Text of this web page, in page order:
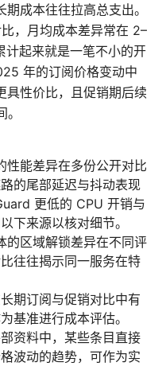
成本往往拉高总支出。
，月均成本差异常在 2–
计起来就是一笔不小的开
年的订阅价格变动中
具性价比，且促销期后续
能差异在多份公开对比
的尾部延迟与抖动表现
更低的 CPU 开销与
下来源以核对细节。
区域解锁差异在不同评
往往揭示同一服务在特
期订阅与促销对比中有
基准进行成本评估。
资料中，某些条目直接
波动的趋势，可作为实